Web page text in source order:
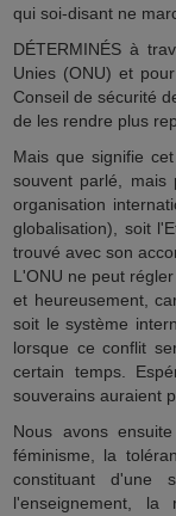
qui soi-disant ne
DÉTERMINÉS à
Unies (ONU) et
Conseil de sécurité
de les rendre plus
Mais que signifie
souvent parlé, mais
organisation
globalisation), soit
trouvé avec son
L'ONU ne peut
et heureusement,
soit le système
lorsque ce conflit
certain temps.
souverains auraient
Nous avons
féminisme, la
constituant d'une
l'enseignement,